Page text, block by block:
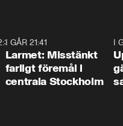
I GÅR 21:41
Larmet: Misstänkt
farligt föremål i
centrala Stockholm
I